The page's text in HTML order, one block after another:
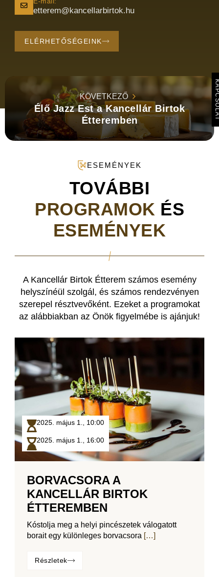
etterem@kancellarbirtok.hu
ELÉRHETŐSÉGEINK
KÖVETKEZŐ
Élő Jazz Est a Kancellár Birtok
Étteremben
ESEMÉNYEK
TOVÁBBI
PROGRAMOK ÉS
ESEMÉNYEK
A Kancellár Birtok Étterem számos esemény
helyszínéül szolgál, és számos rendezvényen
szerepel résztvevőként. Ezeket a programokat
az alábbiakban az Önök figyelmébe is ajánjuk!
2025. május 1., 10:00
2025. május 1., 16:00
BORVACSORA A
KANCELLÁR BIRTOK
ÉTTEREMBEN
Kóstolja meg a helyi pincészetek válogatott
borait egy különleges borvacsora […]
Részletek